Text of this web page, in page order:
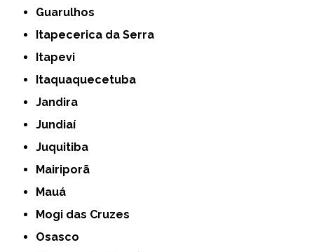
Guarulhos
Itapecerica da Serra
Itapevi
Itaquaquecetuba
Jandira
Jundiaí
Juquitiba
Mairiporã
Mauá
Mogi das Cruzes
Osasco